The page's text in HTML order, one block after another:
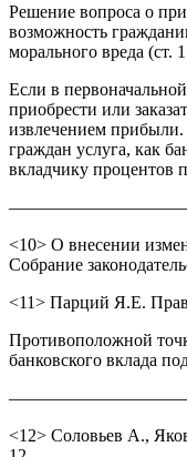
Решение вопроса о
возможность
морального вреда (ст.
Если в
приобрести или
извлечением прибыли.
граждан услуга, как
вкладчику процентов
<10> О внесении
Собрание
<11> Парций Я.Е.
Противоположной
банковского вклада
<12> Соловьев А.,